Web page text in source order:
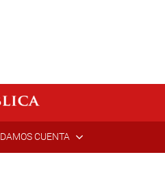
DAMOS CUENTA